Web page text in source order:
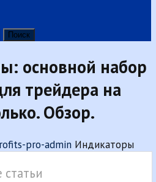
основной набор
трейдера на
Обзор.
pro-admin Индикаторы